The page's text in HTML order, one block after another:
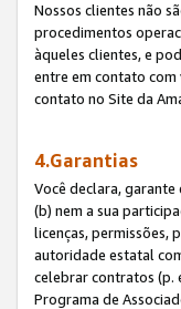
Nossos clientes não
procedimentos
àqueles clientes, e
entre em contato com
contato no Site da
4.Garantias
Você declara,
(b) nem a sua
licenças, permissões,
autoridade estatal
celebrar contratos (p.
Programa de